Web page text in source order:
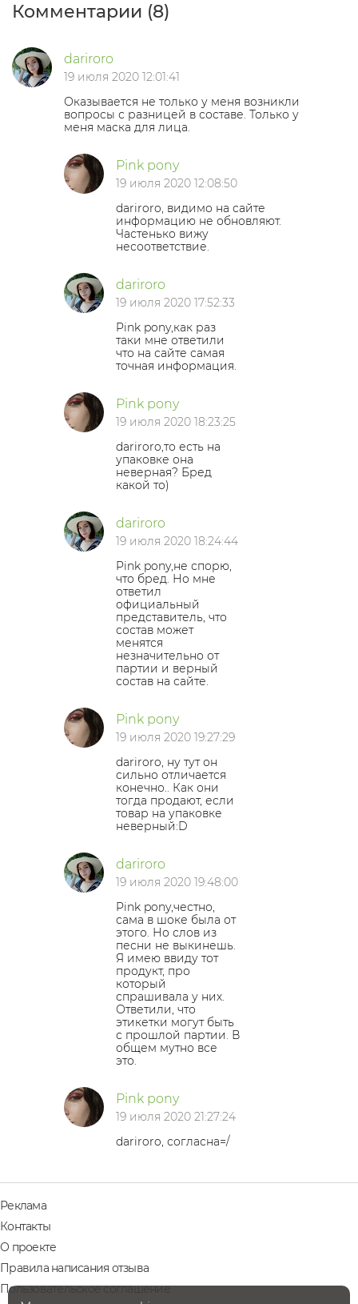
Комментарии (8)
dariroro
19 июля 2020 12:01:41
Оказывается не только у меня возникли
вопросы с разницей в составе. Только у
меня маска для лица.
Pink pony
19 июля 2020 12:08:50
dariroro, видимо на сайте
информацию не обновляют.
Частенько вижу
несоответствие.
dariroro
19 июля 2020 17:52:33
Pink pony,как раз
таки мне ответили
что на сайте самая
точная информация.
Pink pony
19 июля 2020 18:23:25
dariroro,то есть на
упаковке она
неверная? Бред
какой то)
dariroro
19 июля 2020 18:24:44
Pink pony,не спорю,
что бред. Но мне
ответил
официальный
представитель, что
состав может
менятся
незначительно от
партии и верный
состав на сайте.
Pink pony
19 июля 2020 19:27:29
dariroro, ну тут он
сильно отличается
конечно.. Как они
тогда продают, если
товар на упаковке
неверный:D
dariroro
19 июля 2020 19:48:00
Pink pony,честно,
сама в шоке была от
этого. Но слов из
песни не выкинешь.
Я имею ввиду тот
продукт, про
который
спрашивала у них.
Ответили, что
этикетки могут быть
с прошлой партии. В
общем мутно все
это.
Pink pony
19 июля 2020 21:27:24
dariroro, согласна=/
Реклама
Контакты
О проекте
Правила написания отзыва
Пользовательское соглашение